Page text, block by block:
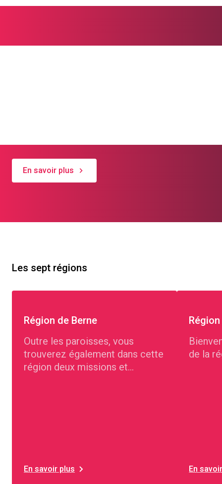
En savoir plus
Les sept régions
Région de Berne
Outre les paroisses, vous
trouverez également dans cette
région deux missions et
En savoir plus
de la
En